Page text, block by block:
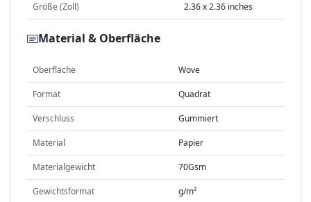
Größe (Zoll) 2.36 x 2.36 inches
Material & Oberfläche
Oberfläche Wove
Format Quadrat
Verschluss Gummiert
Material Papier
Materialgewicht 70Gsm
Gewichtsformat g/m²